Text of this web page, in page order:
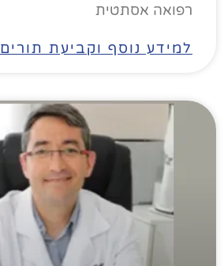
רפואה אסתטית
למידע נוסף וקביעת תורים »